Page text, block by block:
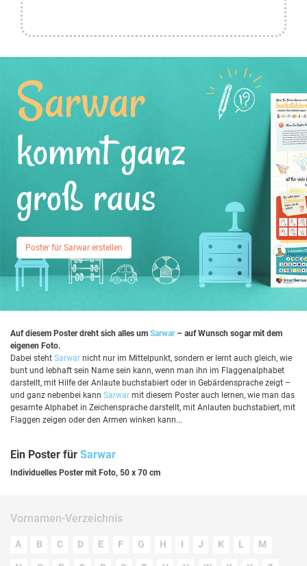
Sarwar
kommt ganz
groß raus
Poster für Sarwar erstellen
Auf diesem Poster dreht sich alles um Sarwar– auf Wunsch sogar mit dem
eigenen Foto.
Dabei steht Sarwar nicht nur im Mittelpunkt, sondern er lernt auch gleich, wie
bunt und lebhaft sein Name sein kann, wenn man ihn im Flaggenalphabet
darstellt, mit Hilfe der Anlaute buchstabiert oder in Gebärdensprache zeigt –
und ganz nebenbei kann Sarwar mit diesem Poster auch lernen, wie man das
gesamte Alphabet in Zeichensprache darstellt, mit Anlauten buchstabiert, mit
Flaggen zeigen oder den Armen winken kann...
Ein Poster für Sarwar
Individuelles Poster mit Foto, 50 x 70 cm
Vornamen-Verzeichnis
A B C D E F G H I J K L M